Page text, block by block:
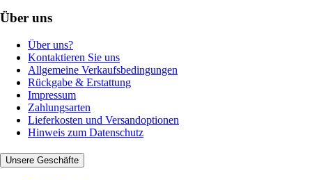
Über uns
Über uns?
Kontaktieren Sie uns
Allgemeine Verkaufsbedingungen
Rückgabe & Erstattung
Impressum
Zahlungsarten
Lieferkosten und Versandoptionen
Hinweis zum Datenschutz
Unsere Geschäfte